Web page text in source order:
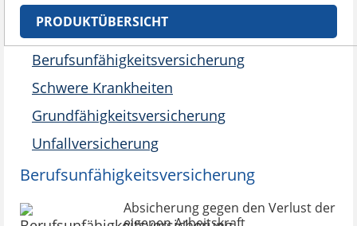
PRODUKTÜBERSICHT
Berufsunfähigkeitsversicherung
Schwere Krankheiten
Grundfähigkeitsversicherung
Unfallversicherung
Berufsunfähigkeitsversicherung
Absicherung gegen den Verlust der